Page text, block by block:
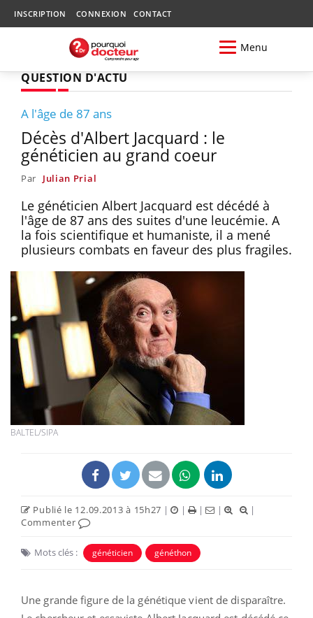
INSCRIPTION CONNEXION CONTACT
Menu
QUESTION D'ACTU
A l'âge de 87 ans
Décès d'Albert Jacquard : le
généticien au grand coeur
Par Julian Prial
Le généticien Albert Jacquard est décédé à
l'âge de 87 ans des suites d'une leucémie. A
la fois scientifique et humaniste, il a mené
plusieurs combats en faveur des plus fragiles.
BALTEL/SIPA
Publié le 12.09.2013 à 15h27 | | | |
|
Commenter
Mots clés : généticien généthon
Une grande figure de la génétique vient de disparaître.